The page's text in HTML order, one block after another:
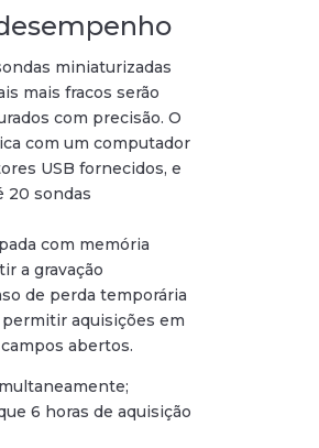
miniaturizadas
mais fracos serão
com precisão. O
com um computador
USB fornecidos, e
20 sondas
com memória
a gravação
de perda temporária
aquisições em
abertos.
6 horas de aquisição